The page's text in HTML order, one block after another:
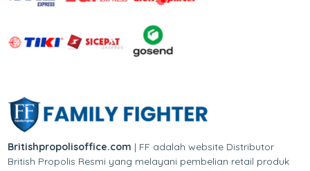
Britishpropolisoffice.com | FF adalah website Distributor
British Propolis Resmi yang melayani pembelian retail produk